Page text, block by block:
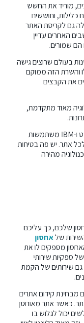
מוריד את החשש
וחוששים
גם לקריסת האתר
האחרים עדיין
שמורים.
בעולם שרוצים גישה
והשרת הזה ממוקם
את הקבצים
מאוד מתקדמת,
רק לידיעה, גם חברות גדולות כמו מייקרוסופט ו-IBM משתמשות
לכל אתר. יש פה בטיחות
מהירה
שלכם, כך עליכם
שלאחסון
מספקים לו את
ספקיות שירותי
גם שירותים של הקמת
מבחינת קידום אתרים
כאשר אתר מאוחסן
יכול לגלוש בו